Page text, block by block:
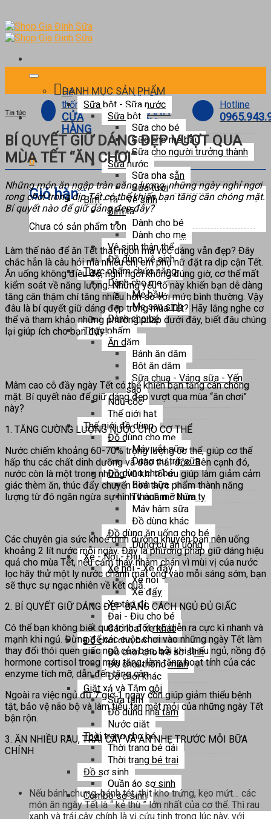
to
content
Hệ
thống
CỬA
HÀNG
Ưu đãi
THÀNH
VIÊN
Hotline
0
Giỏ hàng
Chưa có sản phẩm trong giỏ hàng.
DANH MỤC SẢN PHẨM
Sữa bột - Sữa nước
Sữa bột
Sữa cho bé
Sữa cho mẹ bầu
Sữa cho người trưởng thành
Sữa nước
Sữa pha sẵn
Sữa tươi
Bỉm - Tã - Vệ sinh
Bỉm tã
Dành cho bé
Dành cho mẹ
Vệ sinh thân thể
Đồ dùng vệ sinh
Thực phẩm chức năng
Dành cho mẹ
Mẹ bầu
Mẹ sau sinh
Dành cho bé
Thực phẩm
Ăn dặm
Bánh ăn dặm
Bột ăn dặm
Sữa chua - Váng sữa - Yến
sào
Ngũ cốc
Thế giới hạt
Thế giới đồ dùng
Đồ dùng cho mẹ
Máy vắt sữa
Dụng cụ trữ sữa
Đồ dùng cho bé
Bình sữa
Ty ngậm - Núm ty
Máy hâm sữa
Đồ dùng khác
Đồ dùng ăn uống cho bé
Dụng cụ ăn uống
Xe - Nôi - Địu
Xe nôi - Xe đẩy
Xe nôi
Xe đẩy
Xe tập đi
Đai - Địu cho bé
Các loại xe khác
Đồ chơi cho bé
Đồ chơi cho trẻ sơ sinh
Đồ chơi thông minh
Đồ chơi khác
Giặt xả và Tắm gội
Sữa tắm
Đồ dùng nhà tắm
Nước giặt
Thời trang cho bé
Thời trang bé gái
Thời trang bé trai
Đồ sơ sinh
Quần áo sơ sinh
Combo sơ sinh
Tìm
Tin tức
BÍ QUYẾT GIỮ DÁNG ĐẸP VƯỢT QUA
MÙA TẾT “ĂN CHƠI”
Những món ăn ngập tràn năng lượng, những ngày nghỉ ngơi
rong chơi trong dịp Tết có thể khiến bạn tăng cân chóng mặt.
Bí quyết nào để giữ dáng đẹp đây?
Làm thế nào để ăn Tết thật ngon mà vóc dáng vẫn đẹp? Đây
chắc hẳn là câu hỏi mà nhiều chị em phụ nữ đặt ra dịp cận Tết.
Ăn uống không điều độ, nghỉ ngơi không đúng giờ, cơ thể mất
kiểm soát về năng lượng. Những yếu tố này khiến bạn dễ dàng
tăng cân thậm chí tăng nhiều hơn so với mức bình thường. Vậy
đâu là bí quyết giữ dáng đẹp trong mùa Tết? Hãy lắng nghe cơ
thể và tham khảo những phương pháp dưới đây, biết đâu chúng
lại giúp ích cho bạn đấy!
Mâm cao cỗ đầy ngày Tết có thể khiến bạn tăng cân chóng
mặt. Bí quyết nào để giữ dáng đẹp vượt qua mùa “ăn chơi”
này?
1. TĂNG CƯỜNG LƯỢNG NƯỚC CHO CƠ THỂ
Nước chiếm khoảng 60-70% trọng lượng cơ thể, giúp cơ thể
hấp thu các chất dinh dưỡng và đào thải độc. Bên cạnh đó,
nước còn là một trong những vũ khí tối ưu giúp làm giảm cảm
giác thèm ăn, thúc đẩy chuyển hoá thực phẩm thành năng
lượng từ đó ngăn ngừa sự hình thành mỡ thừa.
Các chuyên gia sức khoẻ dinh dưỡng khuyên bạn nên uống
khoảng 2 lít nước mỗi ngày. Đây là phương pháp giữ dáng hiệu
quả cho mùa Tết, nếu cảm tháy nhàm chán vì mùi vị của nước
lọc hãy thử một ly nước chanh mật ong vào mỗi sáng sớm, bạn
sẽ thực sự ngạc nhiên về kết quả.
2. BÍ QUYẾT GIỮ DÁNG ĐẸP BẰNG CÁCH NGỦ ĐỦ GIẤC
Có thể bạn không biết quá trình đốt mỡ diễn ra cực kì nhanh và
mạnh khi ngủ. Đừng để các cuộc chơi vào những ngày Tết làm
thay đổi thói quen giấc ngủ của bạn, bởi khi thiếu ngủ, nồng độ
hormone cortisol trong máu tăng, làm tăng hoạt tính của các
enzyme tích mỡ, dẫn đến tăng cân.
Ngoài ra việc ngủ đủ 7 giờ 1 ngày còn giúp giảm thiểu bệnh
tật, bảo vệ não bộ và làm tiêu tan mệt mỏi của những ngày Tết
bận rộn.
3. ĂN NHIỀU RAU, TRÁI CÂY VÀ ĂN NHẸ TRƯỚC MỖI BỮA
CHÍNH
Nếu bánh chưng, bánh tét, thịt kho trứng, kẹo mứt… các
món ăn ngày Tết là “ kẻ thù ” lớn nhất của cơ thể. Thì rau
xanh và trái cây chính là vị cứu tinh trong lúc này, với